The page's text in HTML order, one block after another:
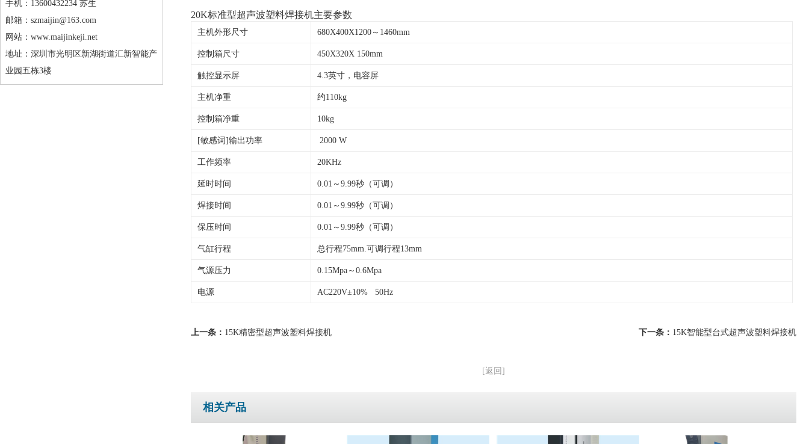
手机：13600432234 苏生
邮箱：szmaijin@163.com
网站：www.maijinkeji.net
地址：深圳市光明区新湖街道汇新智能产
业园五栋3楼
20K标准型超声波塑料焊接机主要参数
主机外形尺寸 680X400X1200～1460mm
控制箱尺寸 450X320X 150mm
触控显示屏 4.3英寸，电容屏
主机净重 约110kg
控制箱净重 10kg
[敏感词]输出功率 2000 W
工作频率 20KHz
延时时间 0.01～9.99秒（可调）
焊接时间 0.01～9.99秒（可调）
保压时间 0.01～9.99秒（可调）
气缸行程 总行程75mm.可调行程13mm
气源压力 0.15Mpa～0.6Mpa
电源 AC220V±10% 50Hz
上一条： 15K精密型超声波塑料焊接机 下一条： 15K智能型台式超声波塑料焊接机
[返回]
相关产品